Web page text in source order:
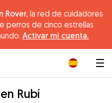
Rover, la red de cuidadores
perros de cinco estrellas
Activar mi cuenta.
Rubí